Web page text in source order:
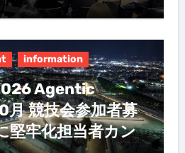
information
Agentic
競技会参加者募
堅牢化担当者カン